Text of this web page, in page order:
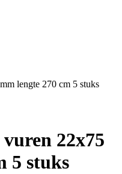
lengte 270 cm 5 stuks
22x75
5 stuks